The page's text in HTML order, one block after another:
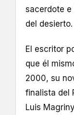
sacerdote e
del desierto.
El escritor
que él
2000, su
finalista del
Luis